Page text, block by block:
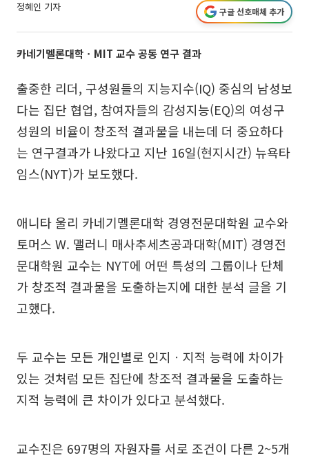
정혜인 기자 구글 선호매체 추가
카네기멜론대학ㆍMIT 교수 공동 연구 결과
출중한 리더, 구성원들의 지능지수(IQ) 중심의 남성보
다는 집단 협업, 참여자들의 감성지능(EQ)의 여성구
성원의 비율이 창조적 결과물을 내는데 더 중요하다
는 연구결과가 나왔다고 지난 16일(현지시간) 뉴욕타
임스(NYT)가 보도했다.
애니타 울리 카네기멜론대학 경영전문대학원 교수와
토머스 W. 맬러니 매사추세츠공과대학(MIT) 경영전
문대학원 교수는 NYT에 어떤 특성의 그룹이나 단체
가 창조적 결과물을 도출하는지에 대한 분석 글을 기
고했다.
두 교수는 모든 개인별로 인지ㆍ지적 능력에 차이가
있는 것처럼 모든 집단에 창조적 결과물을 도출하는
지적 능력에 큰 차이가 있다고 분석했다.
교수진은 697명의 자원자를 서로 조건이 다른 2~5개